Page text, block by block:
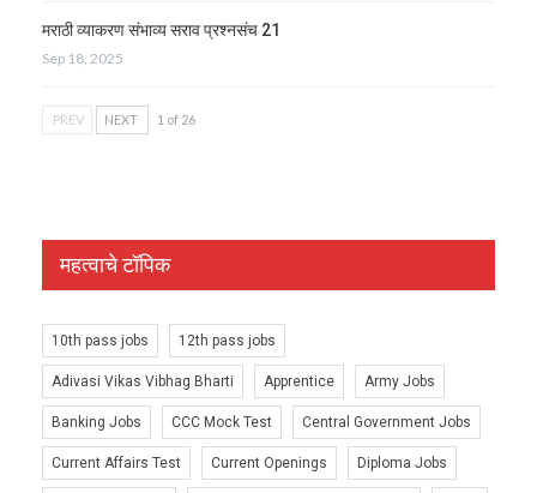
मराठी व्याकरण संभाव्य सराव प्रश्नसंच 21
Sep 18, 2025
PREV NEXT 1 of 26
महत्वाचे टॉपिक
10th pass jobs 12th pass jobs
Adivasi Vikas Vibhag Bharti Apprentice Army Jobs
Banking Jobs CCC Mock Test Central Government Jobs
Current Affairs Test Current Openings Diploma Jobs